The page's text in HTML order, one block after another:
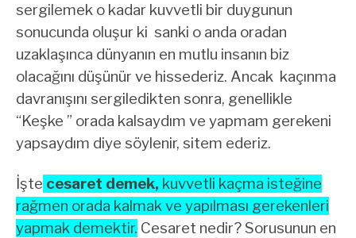
sergilemek o kadar kuvvetli bir duygunun
sonucunda oluşur ki sanki o anda oradan
uzaklaşınca dünyanın en mutlu insanın biz
olacağını düşünür ve hissederiz. Ancak kaçınma
davranışını sergiledikten sonra, genellikle
“Keşke ” orada kalsaydım ve yapmam gerekeni
yapsaydım diye söylenir, sitem ederiz.
İşte cesaret demek, kuvvetli kaçma isteğine
rağmen orada kalmak ve yapılması gerekenleri
yapmak demektir. Cesaret nedir? Sorusunun en